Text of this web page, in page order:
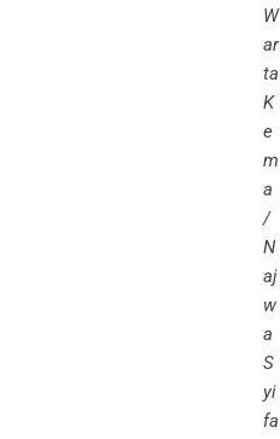
W
ar
ta
K
e
m
a
/
N
aj
w
a
S
yi
fa